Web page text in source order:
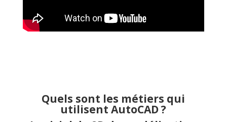
Quels sont les métiers qui
utilisent AutoCAD ?